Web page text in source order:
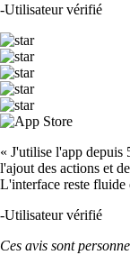
-Utilisateur vérifié
« J'utilise l'app depuis
l'ajout des actions et
L'interface reste fluide
-Utilisateur vérifié
Ces avis sont